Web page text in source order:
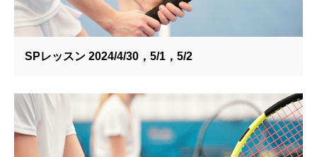
SPレッスン 2024/4/30，5/1，5/2